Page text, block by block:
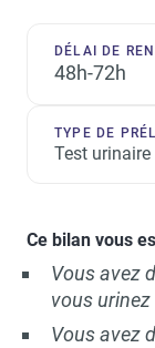
DÉLAI DE
48h-72h
TYPE DE
Test urinaire
Ce bilan vous
Vous avez
vous urinez
Vous avez